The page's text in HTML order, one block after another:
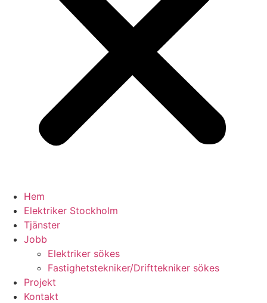
Hem
Elektriker Stockholm
Tjänster
Jobb
Elektriker sökes
Fastighetstekniker/Drifttekniker sökes
Projekt
Kontakt